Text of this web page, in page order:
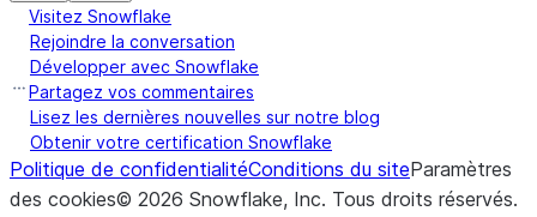
Visitez Snowflake
Rejoindre la conversation
Développer avec Snowflake
Partagez vos commentaires
Lisez les dernières nouvelles sur notre blog
Obtenir votre certification Snowflake
Politique de confidentialitéConditions du siteParamètres
des cookies© 2026 Snowflake, Inc. Tous droits réservés.